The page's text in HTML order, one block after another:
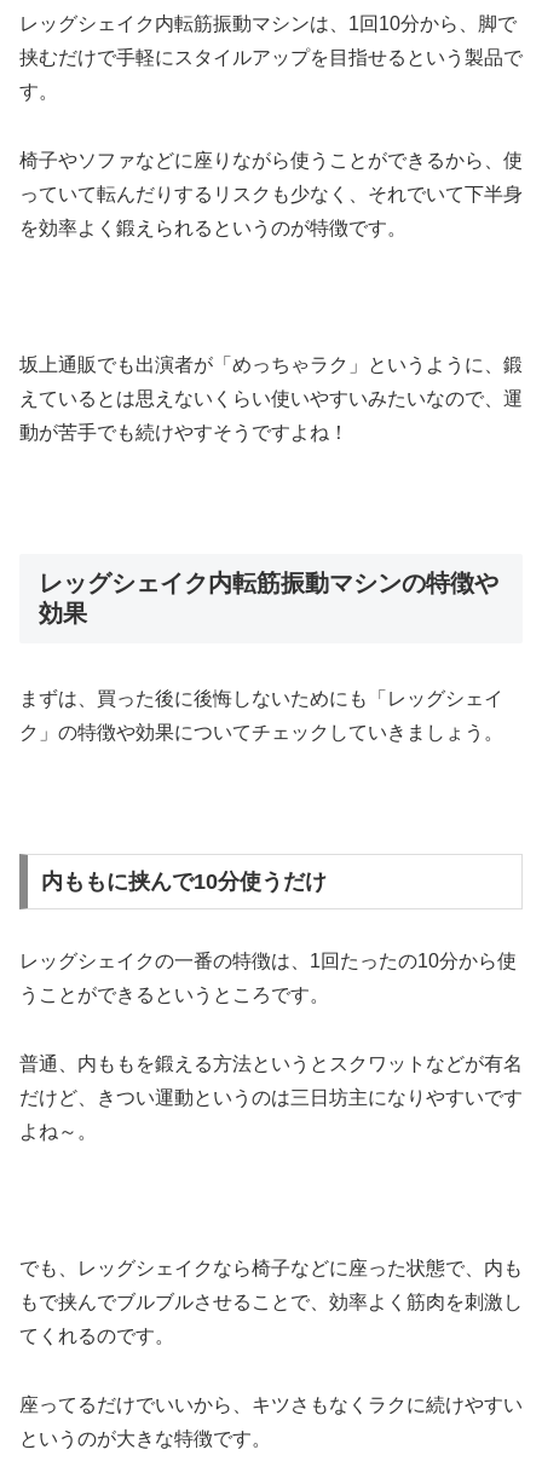
レッグシェイク内転筋振動マシンは、1回10分から、脚で
挟むだけで手軽にスタイルアップを目指せるという製品で
す。
椅子やソファなどに座りながら使うことができるから、使
っていて転んだりするリスクも少なく、それでいて下半身
を効率よく鍛えられるというのが特徴です。
坂上通販でも出演者が「めっちゃラク」というように、鍛
えているとは思えないくらい使いやすいみたいなので、運
動が苦手でも続けやすそうですよね！
レッグシェイク内転筋振動マシンの特徴や
効果
まずは、買った後に後悔しないためにも「レッグシェイ
ク」の特徴や効果についてチェックしていきましょう。
内ももに挟んで10分使うだけ
レッグシェイクの一番の特徴は、1回たったの10分から使
うことができるというところです。
普通、内ももを鍛える方法というとスクワットなどが有名
だけど、きつい運動というのは三日坊主になりやすいです
よね～。
でも、レッグシェイクなら椅子などに座った状態で、内も
もで挟んでブルブルさせることで、効率よく筋肉を刺激し
てくれるのです。
座ってるだけでいいから、キツさもなくラクに続けやすい
というのが大きな特徴です。